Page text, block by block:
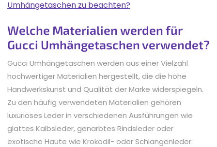
Umhängetaschen zu beachten?
Welche Materialien werden für
Gucci Umhängetaschen verwendet?
Gucci Umhängetaschen werden aus einer Vielzahl
hochwertiger Materialien hergestellt, die die hohe
Handwerkskunst und Qualität der Marke widerspiegeln.
Zu den häufig verwendeten Materialien gehören
luxuriöses Leder in verschiedenen Ausführungen wie
glattes Kalbsleder, genarbtes Rindsleder oder
exotische Häute wie Krokodil- oder Schlangenleder.